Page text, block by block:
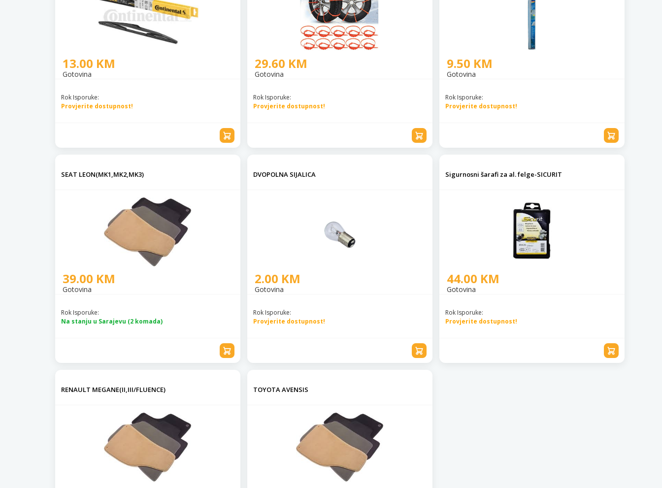
13.00 KM
Gotovina
Rok Isporuke:
Provjerite dostupnost!
29.60 KM
Gotovina
Rok Isporuke:
Provjerite dostupnost!
9.50 KM
Gotovina
Rok Isporuke:
Provjerite dostupnost!
SEAT LEON(MK1,MK2,MK3)
39.00 KM
Gotovina
Rok Isporuke:
Na stanju u Sarajevu (2 komada)
DVOPOLNA SIJALICA
2.00 KM
Gotovina
Rok Isporuke:
Provjerite dostupnost!
Sigurnosni šarafi za al. felge-SICURIT
44.00 KM
Gotovina
Rok Isporuke:
Provjerite dostupnost!
RENAULT MEGANE(II,III/FLUENCE) TOYOTA AVENSIS